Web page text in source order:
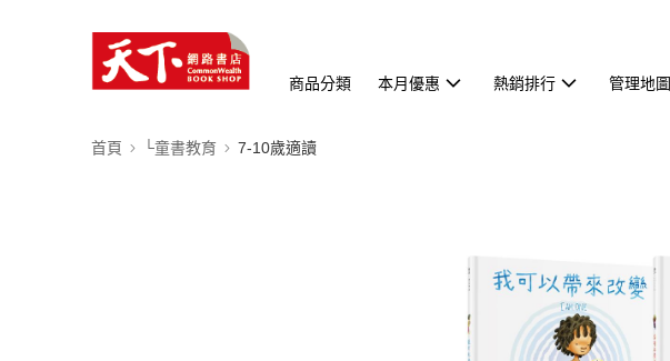
商品分類 本月優惠 熱銷排行 管理地圖
首頁 └童書教育 7-10歲適讀